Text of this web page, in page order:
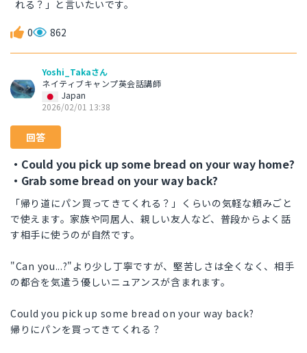
れる？」と言いたいです。
0 862
Yoshi_Takaさん
ネイティブキャンプ英会話講師
Japan
2026/02/01 13:38
回答
・Could you pick up some bread on your way home?
・Grab some bread on your way back?
「帰り道にパン買ってきてくれる？」くらいの気軽な頼みごと
で使えます。家族や同居人、親しい友人など、普段からよく話
す相手に使うのが自然です。
"Can you...?"より少し丁寧ですが、堅苦しさは全くなく、相手
の都合を気遣う優しいニュアンスが含まれます。
Could you pick up some bread on your way back?
帰りにパンを買ってきてくれる？